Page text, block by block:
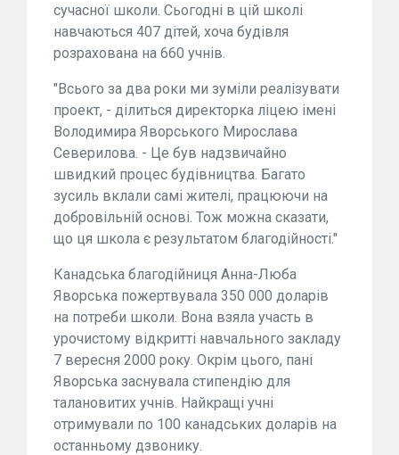
сучасної школи. Сьогодні в цій школі
навчаються 407 дітей, хоча будівля
розрахована на 660 учнів.
"Всього за два роки ми зуміли реалізувати
проект, - ділиться директорка ліцею імені
Володимира Яворського Мирослава
Северилова. - Це був надзвичайно
швидкий процес будівництва. Багато
зусиль вклали самі жителі, працюючи на
добровільній основі. Тож можна сказати,
що ця школа є результатом благодійності."
Канадська благодійниця Анна-Люба
Яворська пожертвувала 350 000 доларів
на потреби школи. Вона взяла участь в
урочистому відкритті навчального закладу
7 вересня 2000 року. Окрім цього, пані
Яворська заснувала стипендію для
талановитих учнів. Найкращі учні
отримували по 100 канадських доларів на
останньому дзвонику.